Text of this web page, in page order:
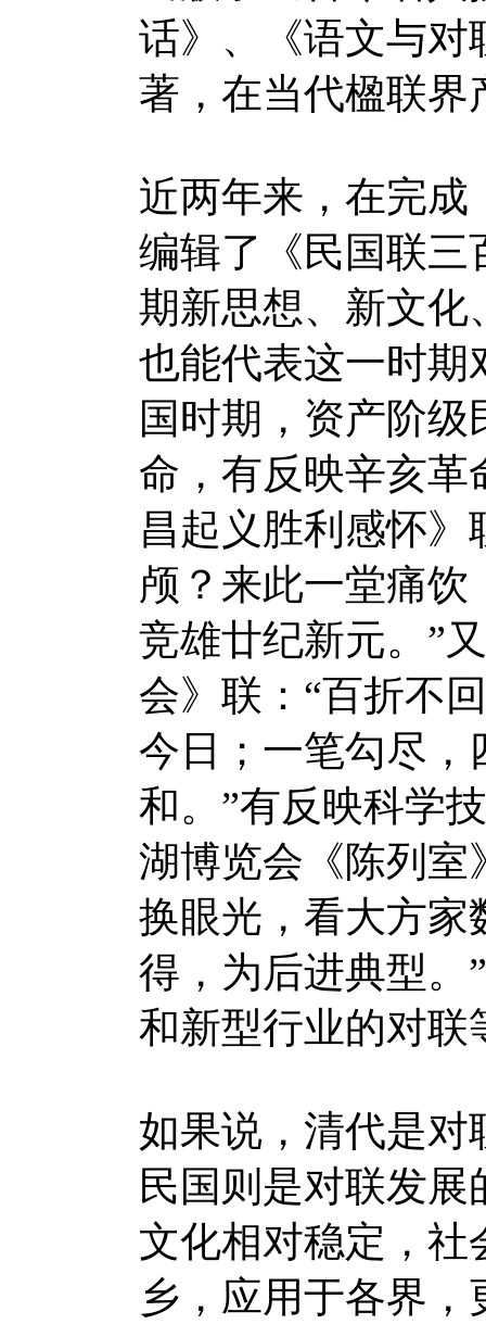
话》、《语文与对
著，在当代楹联界
近两年来，在完成
编辑了《民国联三
期新思想、新文化
也能代表这一时期
国时期，资产阶
命，有反映辛亥革
昌起义胜利感怀》
颅？来此一堂痛
竞雄廿纪新元。”
会》联：“百折不
今日；一笔勾尽，
和。”有反映科学
湖博览会《陈列室
换眼光，看大方家
得，为后进典型。
和新型行业的对联
如果说，清代是对
民国则是对联发
文化相对稳定，社
乡，应用于各界